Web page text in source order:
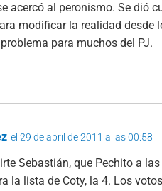
acercó al peronismo. Se dió
modificar la realidad desde
para muchos del PJ.
el 29 de abril de 2011 a las 00:58
Sebastián, que Pechito a
la lista de Coty, la 4. Los